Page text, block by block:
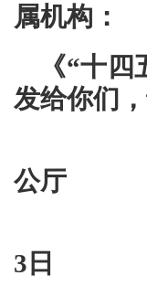
属机构：
《“十
发给你们
公厅
3日